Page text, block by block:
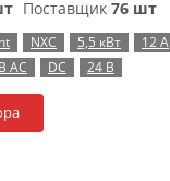
Поставщик 76 шт
NXC 5,5 кВт 12 А
AC DC 24 В